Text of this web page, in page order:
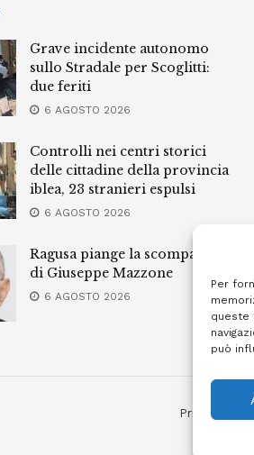
Per
queste
può
Grave incidente autonomo
sullo Stradale per Scoglitti:
due feriti
6 AGOSTO 2026
Controlli nei centri storici
delle cittadine della provincia
iblea, 23 stranieri espulsi
6 AGOSTO 2026
Ragusa piange la scomparsa
di Giuseppe Mazzone
6 AGOSTO 2026
Privacy Policy